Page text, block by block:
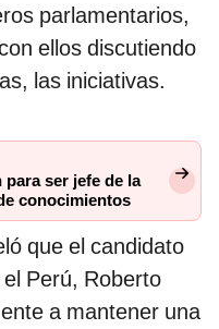
parlamentarios,
ellos discutiendo
las iniciativas.
ser jefe de la
conocimientos
que el candidato
Perú, Roberto
a mantener una